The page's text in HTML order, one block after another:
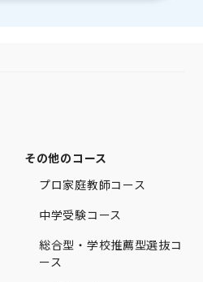
その他のコース
プロ家庭教師コース
中学受験コース
総合型・学校推薦型選抜コ
ース